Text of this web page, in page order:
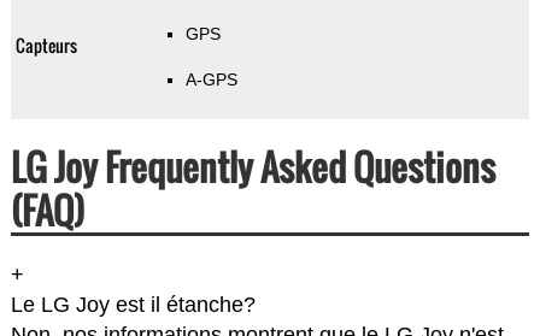
Capteurs GPS
A-GPS
LG Joy Frequently Asked Questions
(FAQ)
+
Le LG Joy est il étanche?